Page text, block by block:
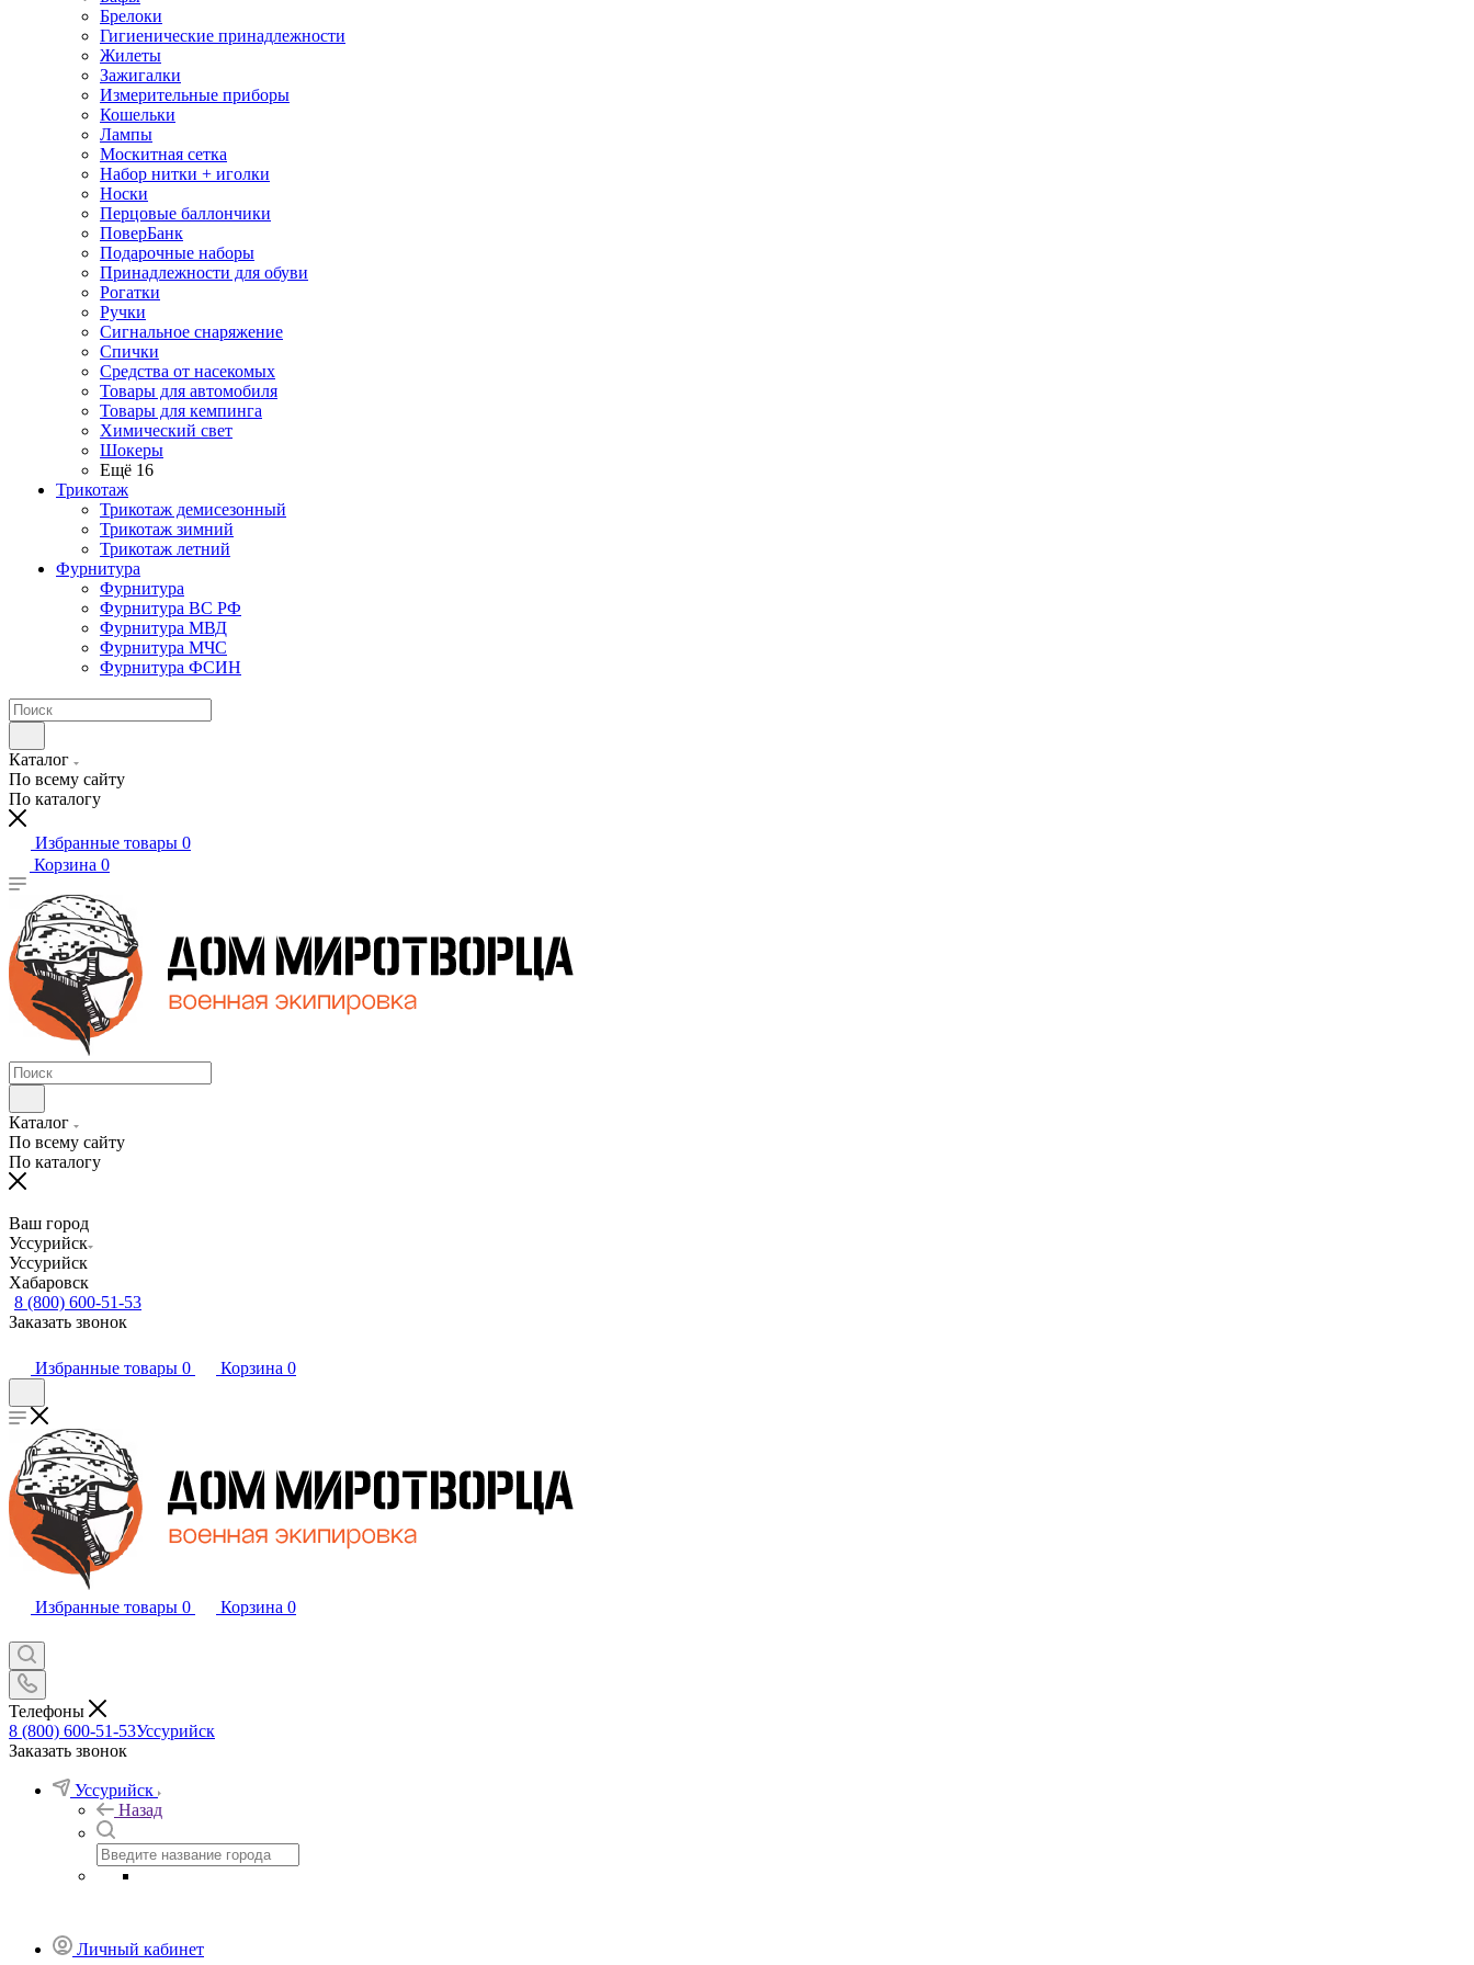
Брелоки
Гигиенические принадлежности
Жилеты
Зажигалки
Измерительные приборы
Кошельки
Лампы
Москитная сетка
Набор нитки + иголки
Носки
Перцовые баллончики
ПоверБанк
Подарочные наборы
Принадлежности для обуви
Рогатки
Ручки
Сигнальное снаряжение
Спички
Средства от насекомых
Товары для автомобиля
Товары для кемпинга
Химический свет
Шокеры
Ещё 16
Трикотаж
Трикотаж демисезонный
Трикотаж зимний
Трикотаж летний
Фурнитура
Фурнитура
Фурнитура ВС РФ
Фурнитура МВД
Фурнитура МЧС
Фурнитура ФСИН
Каталог
По всему сайту
По каталогу
Избранные товары 0
Корзина 0
Каталог
По всему сайту
По каталогу
Ваш город
Уссурийск
Уссурийск
Хабаровск
8 (800) 600-51-53
Заказать звонок
Избранные товары 0 Корзина 0
Избранные товары 0 Корзина 0
Телефоны
8 (800) 600-51-53Уссурийск
Заказать звонок
Уссурийск
Назад
Личный кабинет